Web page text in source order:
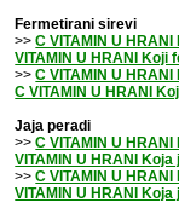
Fermetirani sirevi
>>C VITAMIN U
VITAMIN U HRANI
>>C VITAMIN U
C VITAMIN U HRANI
Jaja peradi
>>C VITAMIN U
VITAMIN U HRANI
>>C VITAMIN U
VITAMIN U HRANI